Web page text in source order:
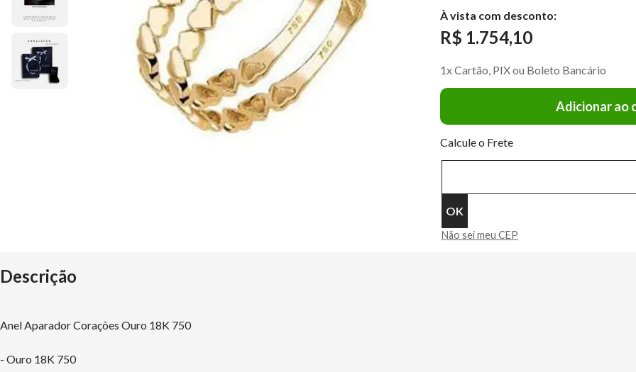
À vista com desconto:
R$ 1.754,10
1x Cartão, PIX ou Boleto Bancário
Adicionar ao
Calcule o Frete
Não sei meu CEP
Descrição
Anel Aparador Corações Ouro 18K 750
- Ouro 18K 750